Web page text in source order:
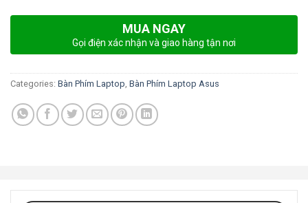
MUA NGAY
Gọi điện xác nhận và giao hàng tận nơi
Categories: Bàn Phím Laptop, Bàn Phím Laptop Asus